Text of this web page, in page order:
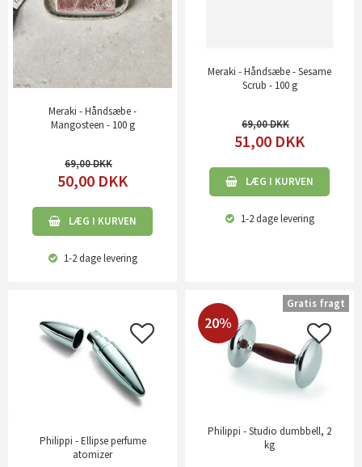
Meraki - Håndsæbe -
Mangosteen - 100 g
69,00
50,00 DKK
LÆG I KURVEN
1-2 dagelevering
Meraki - Håndsæbe - Sesame
Scrub - 100 g
69,00
51,00 DKK
LÆG I KURVEN
1-2 dagelevering
Philippi - Ellipse perfume
atomizer
20%
Philippi - Studio dumbbell, 2
kg
Gratis fragt